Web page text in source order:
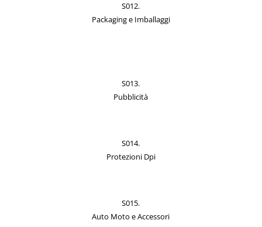
S012.
Packaging e Imballaggi
S013.
Pubblicità
S014.
Protezioni Dpi
S015.
Auto Moto e Accessori